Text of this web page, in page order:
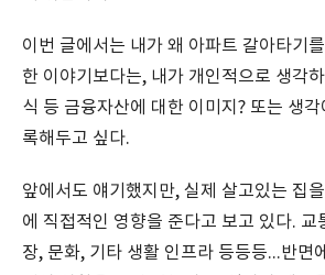
이번 글에서는 내가 왜 아파트 갈아타기
한 이야기보다는, 내가 개인적으로 생각
식 등 금융자산에 대한 이미지? 또는 생각
록해두고 싶다.
앞에서도 얘기했지만, 실제 살고있는 집
에 직접적인 영향을 준다고 보고 있다. 교
장, 문화, 기타 생활 인프라 등등등...반면